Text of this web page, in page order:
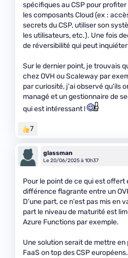
spécifiques au CSP pour
les composants Cloud (ex :
secrets du CSP, utiliser son
les utilisateurs, etc.). Une fois
de réversibilité qui peut
Sur le dernier point, je trouvais
chez OVH ou Scaleway par
par curiosité, j'ai observé qu'ils
managé et un gestionnaire de
qui est intéressant !
7
glassman
Le 20/06/2025 à 10h37
Pour le point de ce qui est offert
différence flagrante entre un
D'une part, ce n'est pas mis en
part le niveau de maturité est
Azure Functions par exemple.
Une solution serait de mettre
FaaS on top des CSP